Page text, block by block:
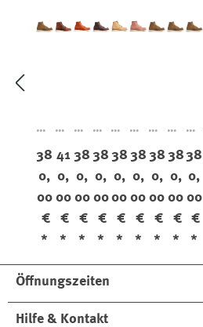
Mo
To
e
88
81
38
0,
00
€
*
Mo
To
e
19
07
41
0,
00
€
*
Mo
To
e
87
5
38
0,
00
€
*
Mo
To
e
81
38
38
0,
00
€
*
Mo
To
e
88
33
38
0,
00
€
*
Mo
To
e
82
08
Du
Ro
38
0,
00
€
*
Mo
To
e
88
81
38
0,
00
€
*
Mo
To
e
88
81
38
0,
00
€
*
Mo
To
e
88
81
38
0,
00
€
*
Öffnungszeiten
Hilfe & Kontakt